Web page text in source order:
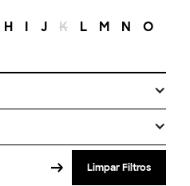
H I J K L M N O
Limpar Filtros